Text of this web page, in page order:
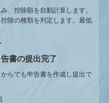
、控除額を自動計算します。
除の種類を判定します。最低
書の提出完了
らでも申告書を作成し提出で